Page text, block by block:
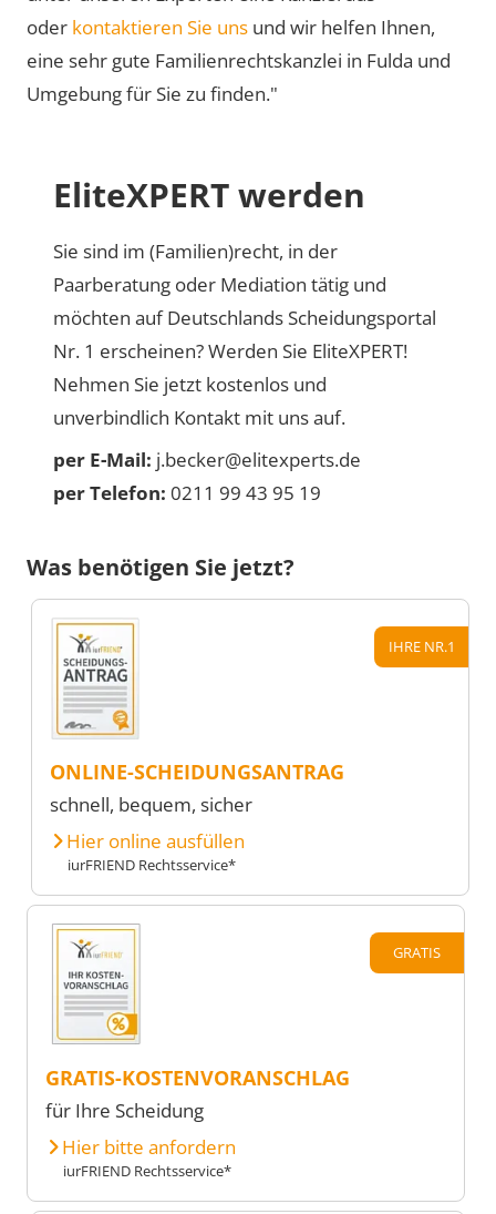
oder kontaktieren Sie uns und wir helfen Ihnen,
eine sehr gute Familienrechtskanzlei in Fulda und
Umgebung für Sie zu finden."
EliteXPERT werden
Sie sind im (Familien)recht, in der
Paarberatung oder Mediation tätig und
möchten auf Deutschlands Scheidungsportal
Nr. 1 erscheinen? Werden Sie EliteXPERT!
Nehmen Sie jetzt kostenlos und
unverbindlich Kontakt mit uns auf.
per E-Mail: j.becker@elitexperts.de
per Telefon: 0211 99 43 95 19
Was benötigen Sie jetzt?
IHRE NR.1
ONLINE-SCHEIDUNGSANTRAG
schnell, bequem, sicher
Hier online ausfüllen
iurFRIEND Rechtsservice*
GRATIS
GRATIS-KOSTENVORANSCHLAG
für Ihre Scheidung
Hier bitte anfordern
iurFRIEND Rechtsservice*